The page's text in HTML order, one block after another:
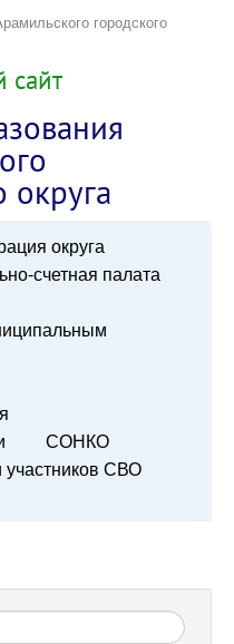
городского
сайт
округа
округа
счетная палата
СОНКО
СВО